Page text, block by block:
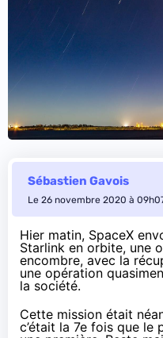
Sébastien Gavois
Le 26 novembre 2020 à
Hier matin, SpaceX
Starlink en orbite, une
encombre, avec la
une opération
la société.
Cette mission était
c’était la 7e fois que le